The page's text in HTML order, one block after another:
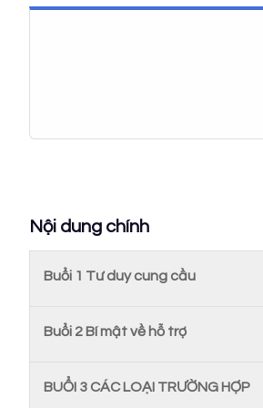
Nội dung chính
Buổi 1 Tư duy cung cầu
Buổi 2 Bí mật về hỗ trợ
BUỔI 3 CÁC LOẠI TRƯỜNG HỢP